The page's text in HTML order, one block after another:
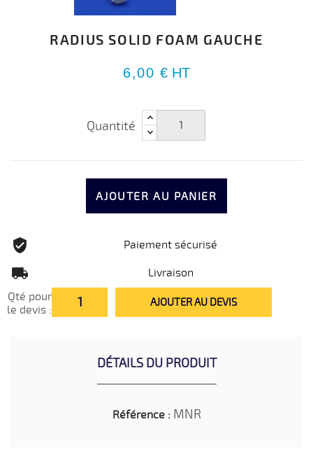
RADIUS SOLID FOAM GAUCHE
6,00 € HT
Quantité
AJOUTER AU PANIER
Paiement sécurisé
Livraison
Qté pour
le devis :
AJOUTER AU DEVIS
DÉTAILS DU PRODUIT
Référence : MNR